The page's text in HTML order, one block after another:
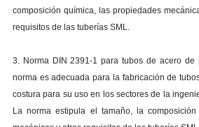
composición química, las propiedades
requisitos de las tuberías SML.
3. Norma DIN 2391-1 para tubos de acero de
norma es adecuada para la fabricación de
costura para su uso en los sectores de la
La norma estipula el tamaño, la